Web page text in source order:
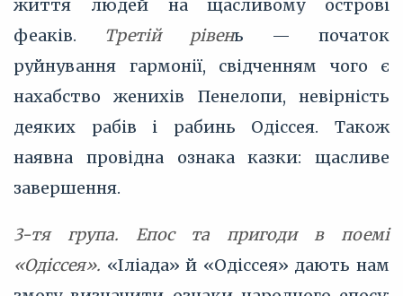
життя людей на щасливому острові
феаків. Третій рівень — початок
руйнування гармонії, свідченням чого є
нахабство женихів Пенелопи, невірність
деяких рабів і рабинь Одіссея. Також
наявна провідна ознака казки: щасливе
завершення.
3-тя група. Епос та пригоди в поемі
«Одіссея». «Іліада» й «Одіссея» дають нам